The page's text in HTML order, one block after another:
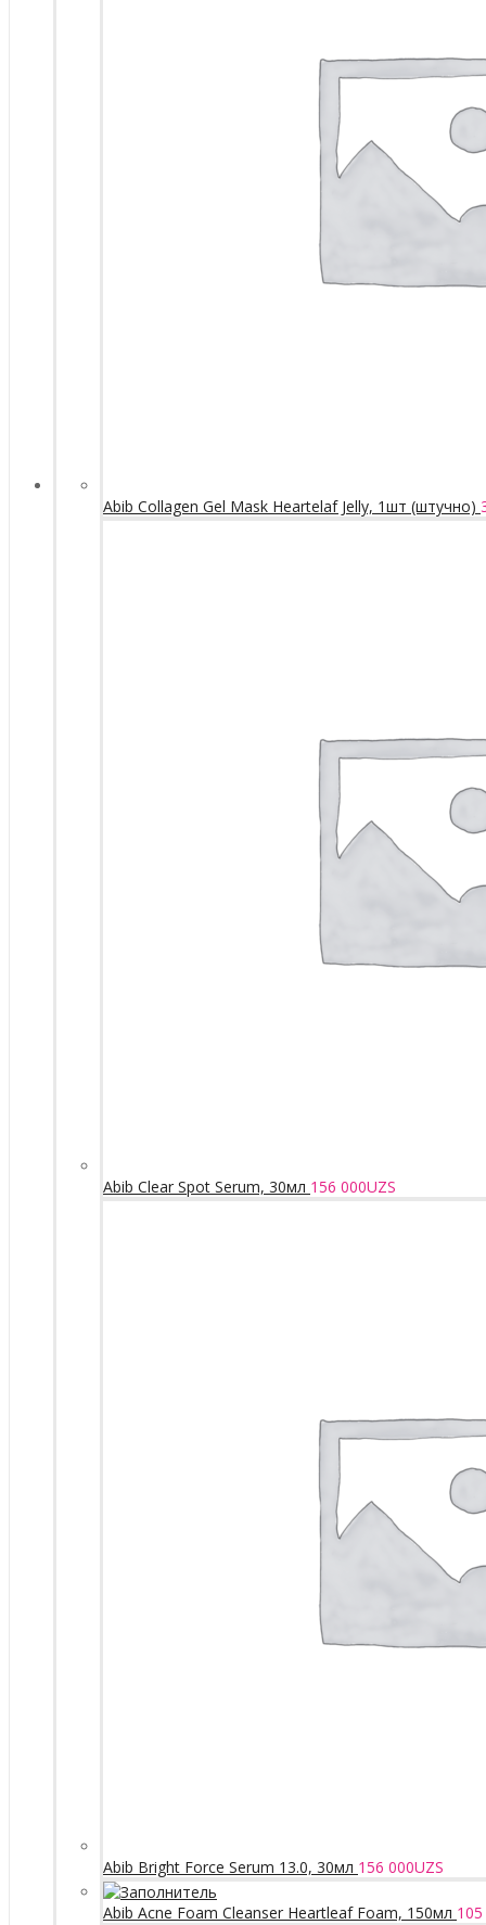
Abib Collagen Gel Mask Heartelaf Jelly, 1шт (штучно)
Abib Clear Spot Serum, 30мл 156 000UZS
Abib Bright Force Serum 13.0, 30мл 156 000UZS
Abib Acne Foam Cleanser Heartleaf Foam, 150мл